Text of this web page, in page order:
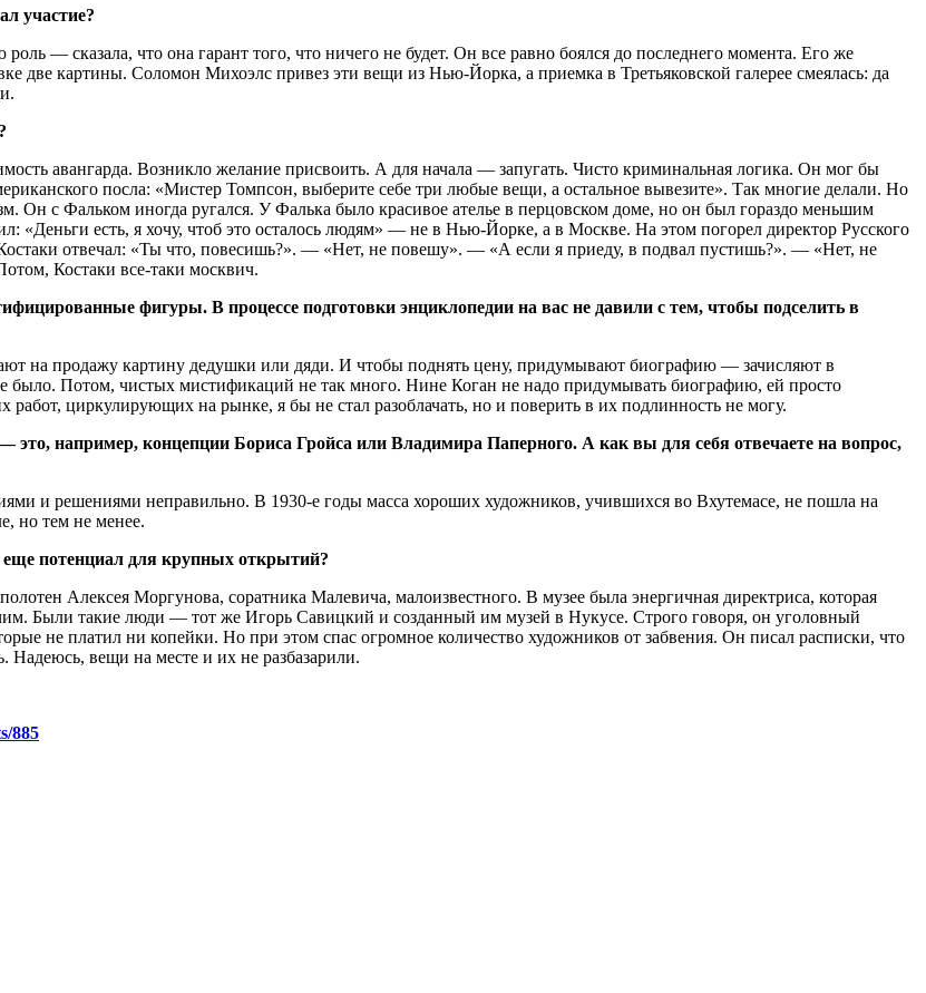
участие?
— сказала, что она гарант того, что ничего не будет. Он все равно боялся до последнего момента. Его же
две картины. Соломон Михоэлс привез эти вещи из Нью-Йорка, а приемка в Третьяковской галерее смеялась: да
авангарда. Возникло желание присвоить. А для начала — запугать. Чисто криминальная логика. Он мог бы
посла: «Мистер Томпсон, выберите себе три любые вещи, а остальное вывезите». Так многие делали. Но
Он с Фальком иногда ругался. У Фалька было красивое ателье в перцовском доме, но он был гораздо меньшим
«Деньги есть, я хочу, чтоб это осталось людям» — не в Нью-Йорке, а в Москве. На этом погорел директор Русского
отвечал: «Ты что, повесишь?». — «Нет, не повешу». — «А если я приеду, в подвал пустишь?». — «Нет, не
Костаки все-таки москвич.
фигуры. В процессе подготовки энциклопедии на вас не давили с тем, чтобы подселить в
на продажу картину дедушки или дяди. И чтобы поднять цену, придумывают биографию — зачисляют в
было. Потом, чистых мистификаций не так много. Нине Коган не надо придумывать биографию, ей просто
циркулирующих на рынке, я бы не стал разоблачать, но и поверить в их подлинность не могу.
например, концепции Бориса Гройса или Владимира Паперного. А как вы для себя отвечаете на вопрос,
и решениями неправильно. В 1930-е годы масса хороших художников, учившихся во Вхутемасе, не пошла на
но тем не менее.
еще потенциал для крупных открытий?
Алексея Моргунова, соратника Малевича, малоизвестного. В музее была энергичная директриса, которая
Были такие люди — тот же Игорь Савицкий и созданный им музей в Нукусе. Строго говоря, он уголовный
не платил ни копейки. Но при этом спас огромное количество художников от забвения. Он писал расписки, что
Надеюсь, вещи на месте и их не разбазарили.
885